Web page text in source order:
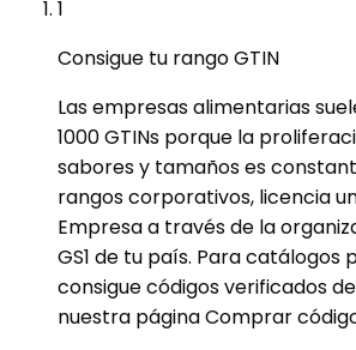
1
Consigue tu rango GTIN
Las empresas alimentarias
1000 GTINs porque la
sabores y tamaños es
rangos corporativos, licencia
Empresa a través de la
GS1 de tu país. Para catálogos
consigue códigos verificados
nuestra página Comprar